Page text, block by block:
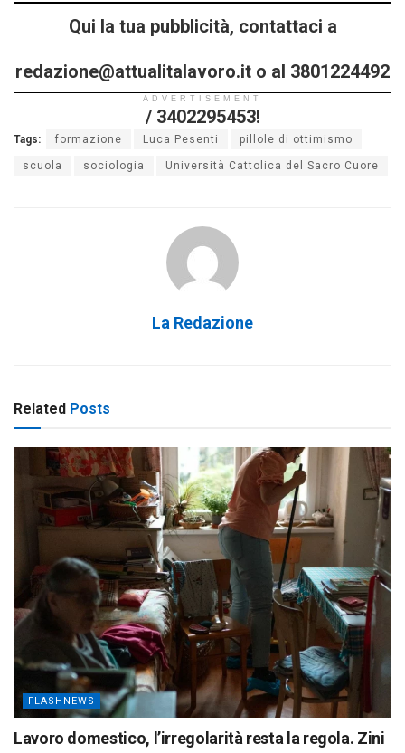
/ 3402295453!
Qui la tua pubblicità, contattaci a
redazione@attualitalavoro.it o al 3801224492
/ 3402295453!
ADVERTISEMENT
Tags: formazione Luca Pesenti pillole di ottimismo
scuola sociologia Università Cattolica del Sacro Cuore
La Redazione
Related Posts
FLASHNEWS
Lavoro domestico, l’irregolarità resta la regola. Zini